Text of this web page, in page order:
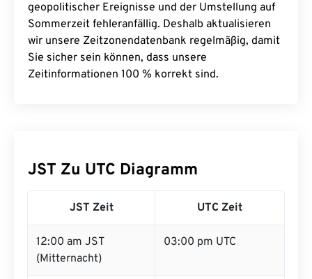
geopolitischer Ereignisse und der Umstellung auf
Sommerzeit fehleranfällig. Deshalb aktualisieren
wir unsere Zeitzonendatenbank regelmäßig, damit
Sie sicher sein können, dass unsere
Zeitinformationen 100 % korrekt sind.
JST Zu UTC Diagramm
JST Zeit UTC Zeit
12:00 am JST
(Mitternacht)
03:00 pm UTC